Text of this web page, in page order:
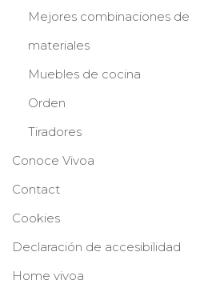
Mejores combinaciones de
materiales
Muebles de cocina
Orden
Tiradores
Conoce Vivoa
Contact
Cookies
Declaración de accesibilidad
Home vivoa